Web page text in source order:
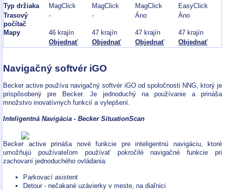
Typ držiaka MagClick MagClick MagClick
EasyClick
Trasový
počítač
- - Áno Áno
Mapy 46 krajín 47 krajín 47 krajín
47 krajín
Objednať
Objednať Objednať Objednať
Navigačný softvér iGO
Becker active používa navigačný softvér iGO od spoločnosti NNG, ktorý je
prispôsobený pre Becker. Je jednoduchý na používanie a prináša
množstvo inovatívnych funkcií a vylepšení.
Inteligentná Navigácia - Becker SituationScan
Becker active prináša nové funkcie pre inteligentnú navigáciu, ktoré
umožňujú používateľom používať pokročilé navigačné funkcie pri
zachovaní jednoduchého ovládania:
Parkovací asistent
Detour - nečakané uzávierky v meste, na diaľnici